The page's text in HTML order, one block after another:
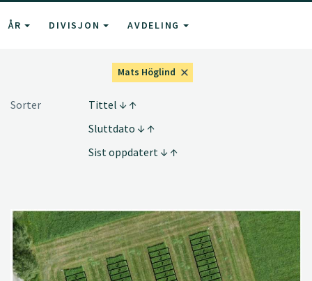
ÅR DIVISJON AVDELING
Mats Höglind
Sorter
Tittel
Sluttdato
Sist oppdatert